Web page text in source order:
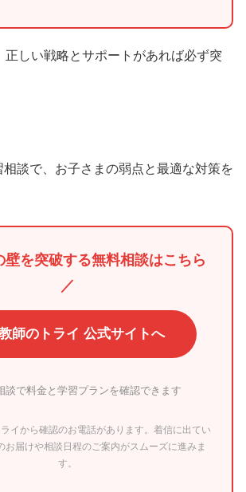
正しい戦略とサポートがあれば必ず突
相談で、お子さまの弱点と最適な対策を
壁を突破する無料相談はこちら
／
師のトライ 公式サイトへ
談で料金と学習プランを確認できます
イから確認のお電話があります。着信に出てい
お届けや相談日程のご案内がスムーズに進みま
す。